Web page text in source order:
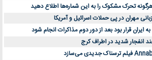
تحرک مشکوک را به این شماره‌ها اطلاع دهید
قرار بود بعد از دور دوم مذاکرات انجام شود
انفجار شدید در اطراف کرج